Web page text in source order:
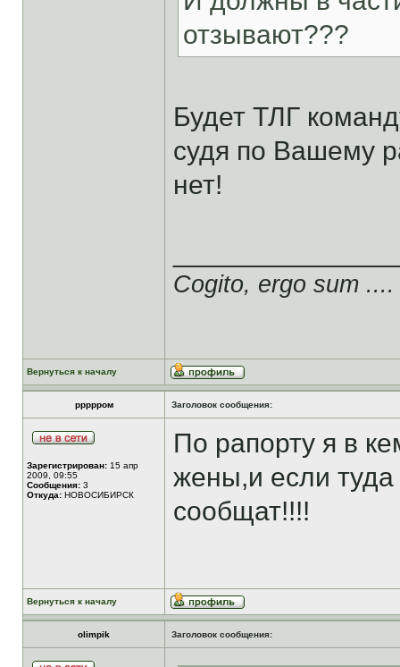
отзывают???
Будет ТЛГ
судя по Вашему
нет!
Cogito, ergo sum ....
Вернуться к началу
ррррром Заголовок сообщения:
Зарегистрирован: 15 апр
2009, 09:55
Сообщения: 3
Откуда: НОВОСИБИРСК
По рапорту я в
жены,и если туда
сообщат!!!!
Вернуться к началу
olimpik Заголовок сообщения: